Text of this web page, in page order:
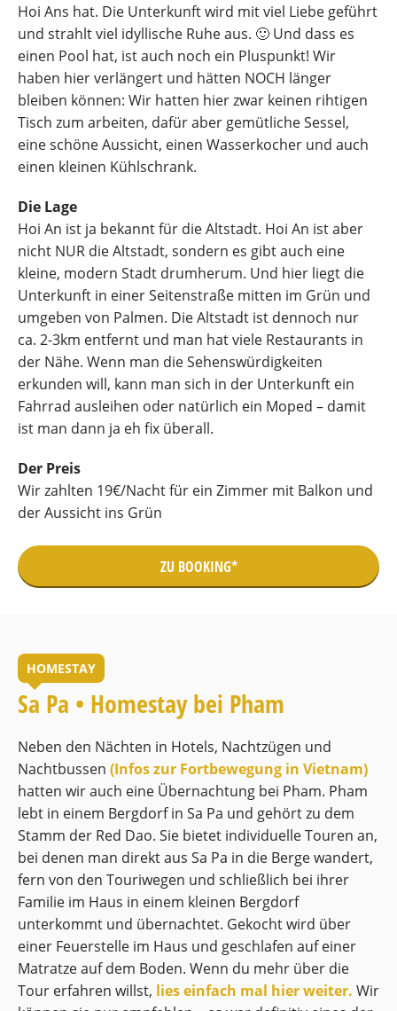
Hoi Ans hat. Die Unterkunft wird mit viel Liebe geführt
und strahlt viel idyllische Ruhe aus. 🙂 Und dass es
einen Pool hat, ist auch noch ein Pluspunkt! Wir
haben hier verlängert und hätten NOCH länger
bleiben können: Wir hatten hier zwar keinen rihtigen
Tisch zum arbeiten, dafür aber gemütliche Sessel,
eine schöne Aussicht, einen Wasserkocher und auch
einen kleinen Kühlschrank.
Die Lage
Hoi An ist ja bekannt für die Altstadt. Hoi An ist aber
nicht NUR die Altstadt, sondern es gibt auch eine
kleine, modern Stadt drumherum. Und hier liegt die
Unterkunft in einer Seitenstraße mitten im Grün und
umgeben von Palmen. Die Altstadt ist dennoch nur
ca. 2-3km entfernt und man hat viele Restaurants in
der Nähe. Wenn man die Sehenswürdigkeiten
erkunden will, kann man sich in der Unterkunft ein
Fahrrad ausleihen oder natürlich ein Moped – damit
ist man dann ja eh fix überall.
Der Preis
Wir zahlten 19€/Nacht für ein Zimmer mit Balkon und
der Aussicht ins Grün
ZU BOOKING*
HOMESTAY
Sa Pa • Homestay bei Pham
Neben den Nächten in Hotels, Nachtzügen und
Nachtbussen (Infos zur Fortbewegung in Vietnam)
hatten wir auch eine Übernachtung bei Pham. Pham
lebt in einem Bergdorf in Sa Pa und gehört zu dem
Stamm der Red Dao. Sie bietet individuelle Touren an,
bei denen man direkt aus Sa Pa in die Berge wandert,
fern von den Touriwegen und schließlich bei ihrer
Familie im Haus in einem kleinen Bergdorf
unterkommt und übernachtet. Gekocht wird über
einer Feuerstelle im Haus und geschlafen auf einer
Matratze auf dem Boden. Wenn du mehr über die
Tour erfahren willst, lies einfach mal hier weiter. Wir